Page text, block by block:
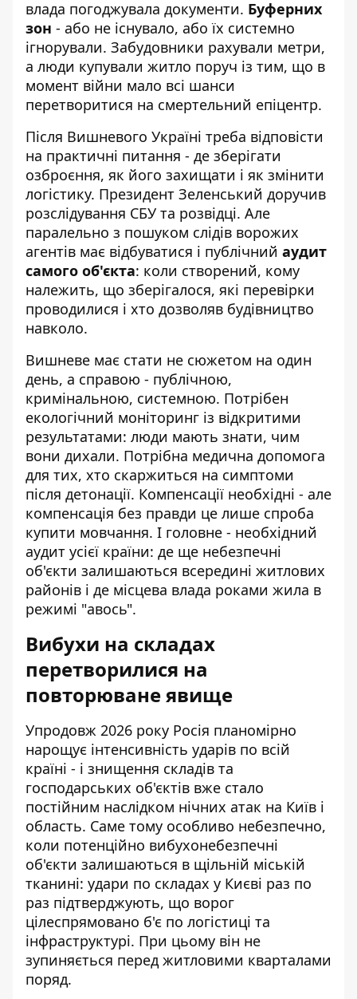
влада погоджувала документи. Буферних
зон - або не існувало, або їх системно
ігнорували. Забудовники рахували метри,
а люди купували житло поруч із тим, що в
момент війни мало всі шанси
перетворитися на смертельний епіцентр.
Після Вишневого Україні треба відповісти
на практичні питання - де зберігати
озброєння, як його захищати і як змінити
логістику. Президент Зеленський доручив
розслідування СБУ та розвідці. Але
паралельно з пошуком слідів ворожих
агентів має відбуватися і публічний аудит
самого об'єкта: коли створений, кому
належить, що зберігалося, які перевірки
проводилися і хто дозволяв будівництво
навколо.
Вишневе має стати не сюжетом на один
день, а справою - публічною,
кримінальною, системною. Потрібен
екологічний моніторинг із відкритими
результатами: люди мають знати, чим
вони дихали. Потрібна медична допомога
для тих, хто скаржиться на симптоми
після детонації. Компенсації необхідні - але
компенсація без правди це лише спроба
купити мовчання. І головне - необхідний
аудит усієї країни: де ще небезпечні
об'єкти залишаються всередині житлових
районів і де місцева влада роками жила в
режимі "авось".
Вибухи на складах
перетворилися на
повторюване явище
Упродовж 2026 року Росія планомірно
нарощує інтенсивність ударів по всій
країні - і знищення складів та
господарських об'єктів вже стало
постійним наслідком нічних атак на Київ і
область. Саме тому особливо небезпечно,
коли потенційно вибухонебезпечні
об'єкти залишаються в щільній міській
тканині: удари по складах у Києві раз по
раз підтверджують, що ворог
цілеспрямовано б'є по логістиці та
інфраструктурі. При цьому він не
зупиняється перед житловими кварталами
поряд.